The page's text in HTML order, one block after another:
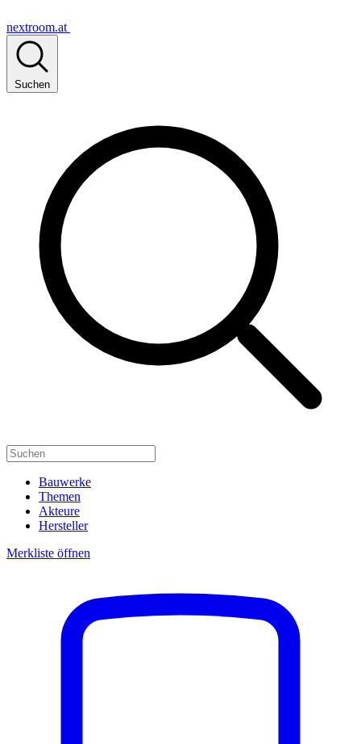
nextroom.at
Suchen
Bauwerke
Themen
Akteure
Hersteller
Merkliste öffnen